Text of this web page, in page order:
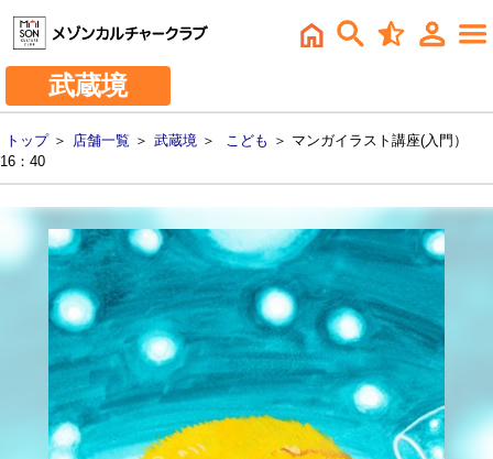
武蔵境
トップ＞ 店舗一覧 ＞ 武蔵境 ＞ こども ＞ マンガイラスト講座(入門）
16：40